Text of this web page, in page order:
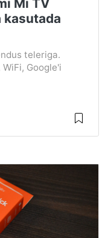
Mi TV
kasutada
teleriga.
Google'i